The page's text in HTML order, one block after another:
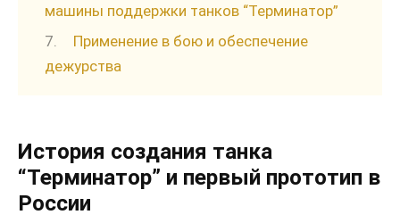
машины поддержки танков “Терминатор”
Применение в бою и обеспечение
дежурства
История создания танка
“Терминатор” и первый прототип в
России